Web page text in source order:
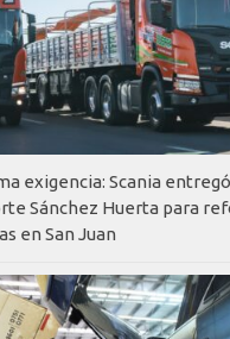
exigencia: Scania
Sánchez Huerta para
en San Juan